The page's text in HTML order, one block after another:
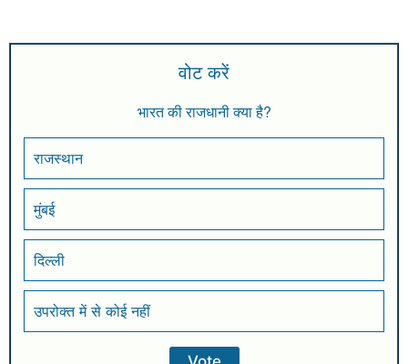
वोट करें
भारत की राजधानी क्या है?
राजस्थान
मुंबई
दिल्ली
उपरोक्त में से कोई नहीं